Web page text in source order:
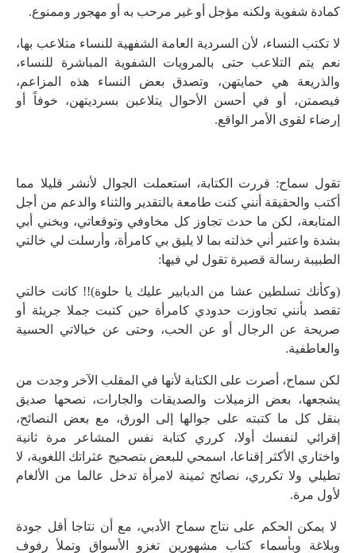
كمادة شفوية ولكنه مؤجل أو غير مرحب به أو مهجور وممنوع.
لا تكتب النساء، لأن السردية العامة الشفهية للنساء متلاعب بها،
نعم يتم التلاعب حتى بالمرويات الشفوية المباشرة للنساء،
والذريعة هي حمايتهن، وتصدق بعض النساء هذه المزاعم،
فيصمتن، أو في أحسن الأحوال يتلاعبن بسرديتهن، خوفاً أو
إرضاء لقوى الأمر الواقع.
تقول سماح: قررت الكتابة، استعملت الجوال لأنشر قليلا مما
أكتب والحقيقة أنني كنت طامعة بالتقدير والثناء والدعم من أجل
المتابعة، لكن ما حدث تجاوز كل مخاوفي وتوقعاتي، وبخني أبي
بشدة واعتبر أني خذلته بما لا يليق بي كامرأة، وأرسلت لي خالتي
الطبيبة رسالة قصيرة تقول لي فيها:
(وكأنك تسلطين عشا من الدبابير عليك يا حلوة)!! كانت خالتي
تقصد بأنني تجاوزت حدودي كامرأة حين كتبت جملا جريئة أو
صريحة عن الرجال أو عن الحب، وحتى عن خيالاتي الحسية
والعاطفية.
لكن سماح، أصرت على الكتابة لأنها في المقلب الآخر وجدت من
يشجعها، بعض الزميلات والصديقات والجارات، نصحها صديق
بنقل كل ما كتبته على جوالها إلى الورق، مع بعض النصائح،
إقرائي لنفسك أولا، كرري كتابة نفس المشاعر مرة ثانية
واختاري الأكثر إقناعا، اسمحي للبعض بتصحيح عثراتك اللغوية، لا
تطيلي ولا تكرري، نصائح ثمينة لامرأة تدخل عالما من الألغام
لأول مرة.
لا يمكن الحكم على نتاج سماح الأدبي، مع أن نتاجا أقل جودة
وبلاغة وبأسماء كتاب مشهورين تغزو الأسواق وتملأ رفوف